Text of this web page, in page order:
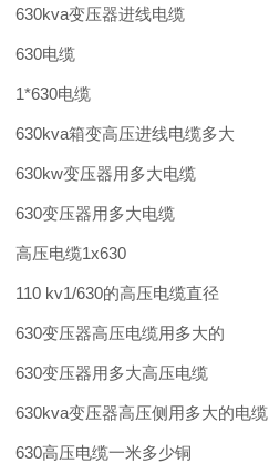
630kva变压器进线电缆
630电缆
1*630电缆
630kva箱变高压进线电缆多大
630kw变压器用多大电缆
630变压器用多大电缆
高压电缆1x630
110 kv1/630的高压电缆直径
630变压器高压电缆用多大的
630变压器用多大高压电缆
630kva变压器高压侧用多大的电缆
630高压电缆一米多少铜